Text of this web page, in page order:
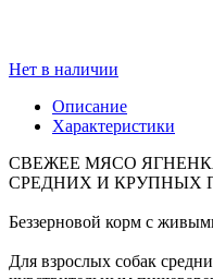
Нет в наличии
Описание
Характеристики
СВЕЖЕЕ МЯСО
СРЕДНИХ И КРУПНЫХ
Беззерновой корм с
Для взрослых собак